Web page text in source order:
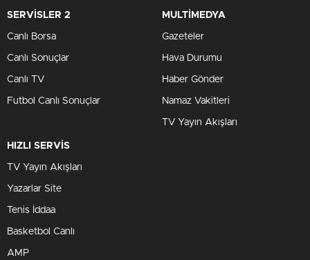
SERVİSLER 2
Canlı Borsa
Canlı Sonuçlar
Canlı TV
Futbol Canlı Sonuçlar
MULTİMEDYA
Gazeteler
Hava Durumu
Haber Gönder
Namaz Vakitleri
TV Yayın Akışları
HIZLI SERVİS
TV Yayın Akışları
Yazarlar Site
Tenis İddaa
Basketbol Canlı
AMP